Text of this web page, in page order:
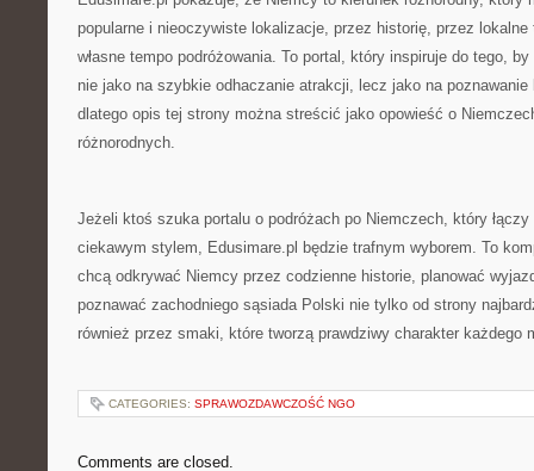
popularne i nieoczywiste lokalizacje, przez historię, przez
własne tempo podróżowania. To portal, który inspiruje do tego,
nie jako na szybkie odhaczanie atrakcji, lecz jako na poznawanie
dlatego opis tej strony można streścić jako opowieść o
różnorodnych.
Jeżeli ktoś szuka portalu o podróżach po Niemczech, który
ciekawym stylem, Edusimare.pl będzie trafnym wyborem. To
chcą odkrywać Niemcy przez codzienne historie, planować
poznawać zachodniego sąsiada Polski nie tylko od strony
również przez smaki, które tworzą prawdziwy charakter każdego
CATEGORIES: SPRAWOZDAWCZOŚĆ NGO
Comments are closed.